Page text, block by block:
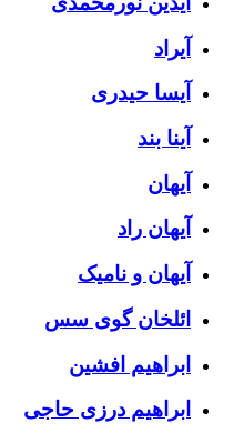
آیراد
آیسا حیدری
آینا بند
آیهان
آیهان راد
آیهان و نامیک
ائلخان گوی سس
ابراهیم افشین
ابراهیم درزی حاجی